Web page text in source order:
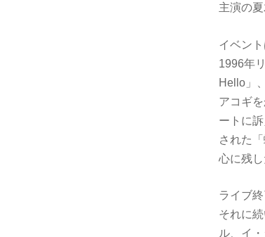
主演の
イベン
1996年
Hello」
アコギ
ートに
された
心に残し
ライブ
それに
ル、イ